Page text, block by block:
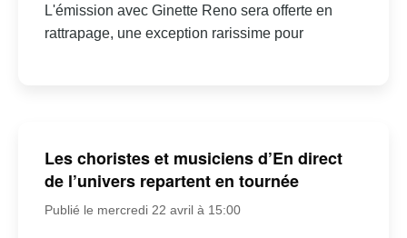
L'émission avec Ginette Reno sera offerte en
rattrapage, une exception rarissime pour
Les choristes et musiciens d’En direct
de l’univers repartent en tournée
Publié le mercredi 22 avril à 15:00